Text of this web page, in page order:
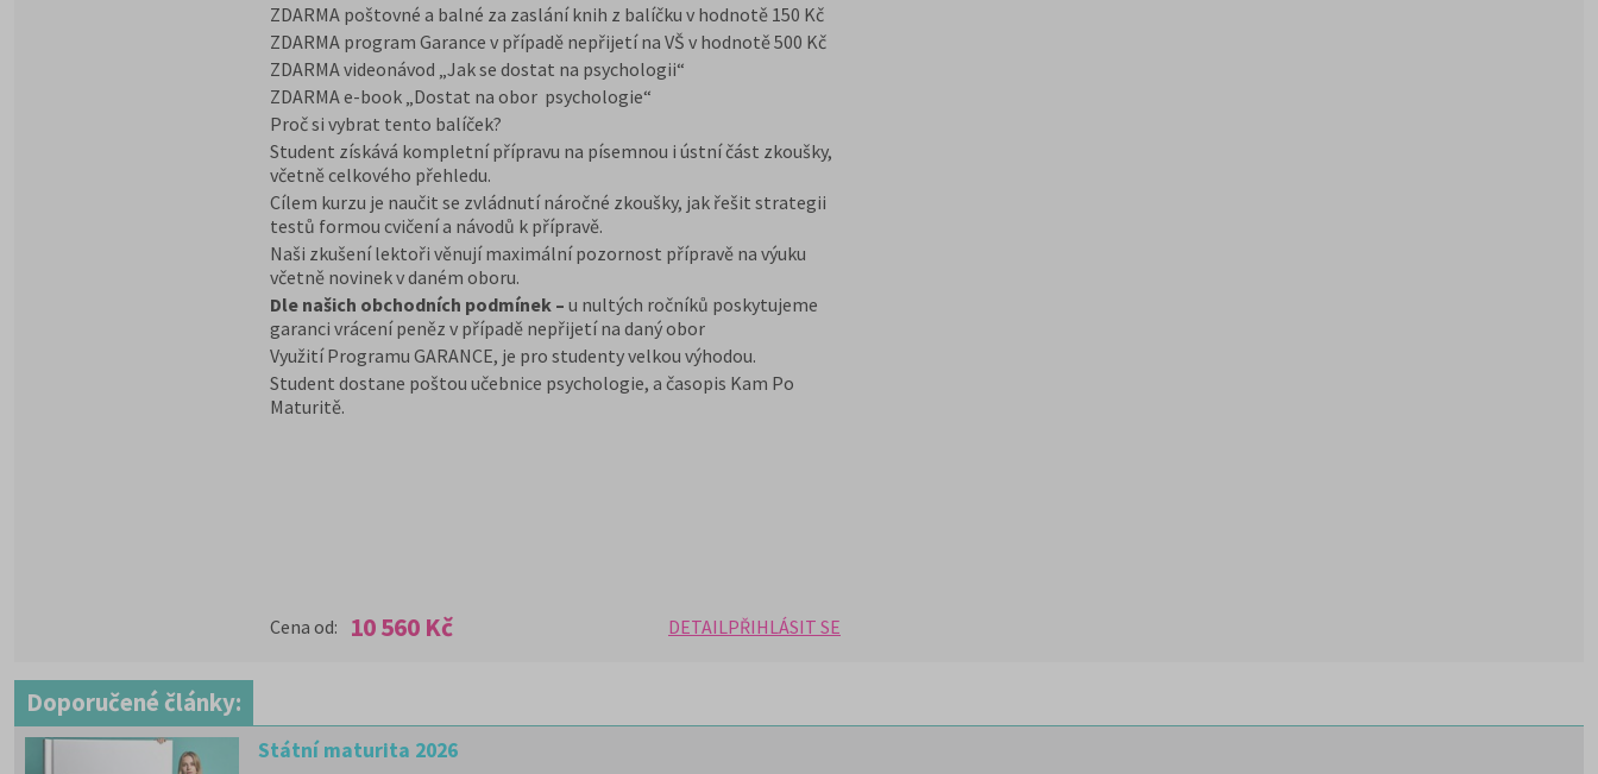
ZDARMA poštovné a balné za zaslání knih z balíčku v hodnotě 150 Kč
ZDARMA program Garance v případě nepřijetí na VŠ v hodnotě 500 Kč
ZDARMA videonávod „Jak se dostat na psychologii“
ZDARMA e-book „Dostat na obor psychologie“
Proč si vybrat tento balíček?
Student získává kompletní přípravu na písemnou i ústní část zkoušky,
včetně celkového přehledu.
Cílem kurzu je naučit se zvládnutí náročné zkoušky, jak řešit strategii
testů formou cvičení a návodů k přípravě.
Naši zkušení lektoři věnují maximální pozornost přípravě na výuku
včetně novinek v daném oboru.
Dle našich obchodních podmínek – u nultých ročníků poskytujeme
garanci vrácení peněz v případě nepřijetí na daný obor
Využití Programu GARANCE, je pro studenty velkou výhodou.
Student dostane poštou učebnice psychologie, a časopis Kam Po
Maturitě.
Cena od: 10 560 Kč DETAILPŘIHLÁSIT SE
Doporučené články:
Státní maturita 2026